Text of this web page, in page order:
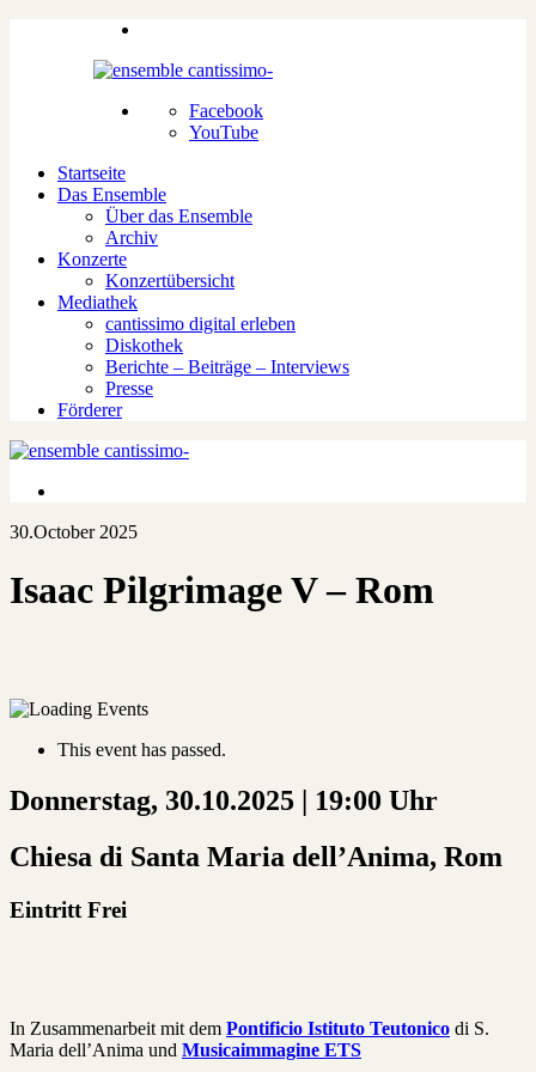
Facebook
YouTube
Startseite
Das Ensemble
Über das Ensemble
Archiv
Konzerte
Konzertübersicht
Mediathek
cantissimo digital erleben
Diskothek
Berichte – Beiträge – Interviews
Presse
Förderer
30.October 2025
Isaac Pilgrimage V – Rom
This event has passed.
Donnerstag, 30.10.2025 | 19:00 Uhr
Chiesa di Santa Maria dell’Anima, Rom
Eintritt Frei
In Zusammenarbeit mit dem Pontificio Istituto Teutonico di S.
Maria dell’Anima und Musicaimmagine ETS